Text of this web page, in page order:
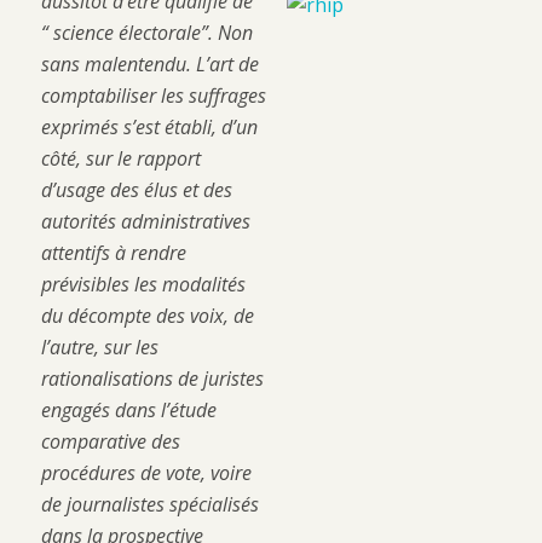
“ science électorale”. Non
sans malentendu. L’art de
comptabiliser les suffrages
exprimés s’est établi, d’un
côté, sur le rapport
d’usage des élus et des
autorités administratives
attentifs à rendre
prévisibles les modalités
du décompte des voix, de
l’autre, sur les
rationalisations de juristes
engagés dans l’étude
comparative des
procédures de vote, voire
de journalistes spécialisés
dans la prospective